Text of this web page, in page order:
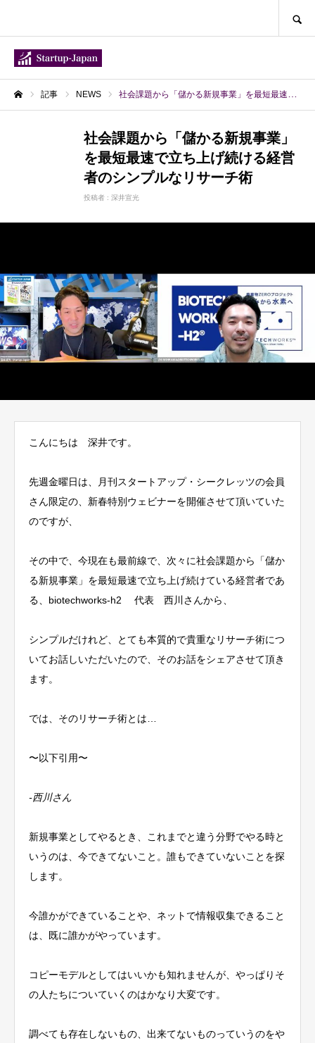
記事 NEWS 社会課題から「儲かる新規事業」を最短最速で立ち上げ続ける経営者のシンプルなリサーチ術
社会課題から「儲かる新規事業」
を最短最速で立ち上げ続ける経営
者のシンプルなリサーチ術
投稿者 : 深井宣光
こんにちは 深井です。
先週金曜日は、月刊スタートアップ・シークレッツの会員
さん限定の、新春特別ウェビナーを開催させて頂いていた
のですが、
その中で、今現在も最前線で、次々に社会課題から「儲か
る新規事業」を最短最速で立ち上げ続けている経営者であ
る、biotechworks-h2 代表 西川さんから、
シンプルだけれど、とても本質的で貴重なリサーチ術につ
いてお話しいただいたので、そのお話をシェアさせて頂き
ます。
では、そのリサーチ術とは…
〜以下引用〜
-西川さん
新規事業としてやるとき、これまでと違う分野でやる時と
いうのは、今できてないこと。誰もできていないことを探
します。
今誰かができていることや、ネットで情報収集できること
は、既に誰かがやっています。
コピーモデルとしてはいいかも知れませんが、やっぱりそ
の人たちについていくのはかなり大変です。
調べても存在しないもの、出来てないものっていうのをや